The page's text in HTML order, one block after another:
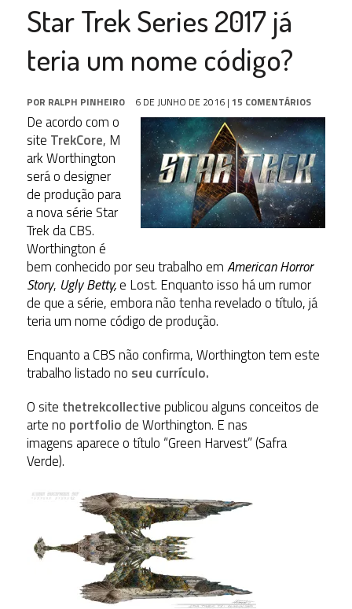
Star Trek Series 2017 já
teria um nome código?
POR RALPH PINHEIRO 6 DE JUNHO DE 2016| 15 COMENTÁRIOS
De acordo com o
site TrekCore, M
ark Worthington
será o designer
de produção para
a nova série Star
Trek da CBS.
Worthington é
bem conhecido por seu trabalho emAmerican Horror
Story, Ugly Betty,e Lost. Enquanto isso há um rumor
de que a série, embora não tenha revelado o título, já
teria um nome código de produção.
Enquanto a CBS não confirma, Worthington tem este
trabalho listado no seu currículo.
O site thetrekcollectivepublicou alguns conceitos de
arte no portfoliode Worthington. E nas
imagens aparece o título “Green Harvest” (Safra
Verde).